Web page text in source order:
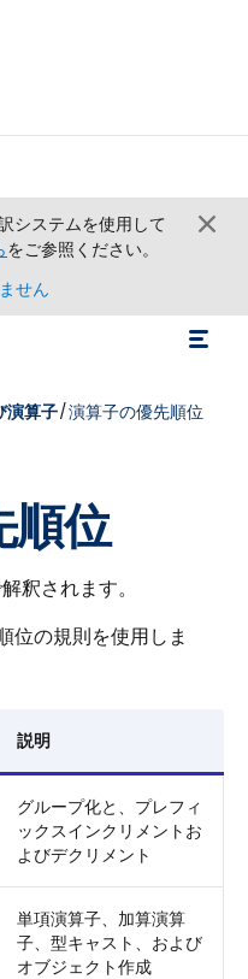
システムを使用して
をご参照ください。
せん
演算子/演算子の優先順位
順位
釈されます。
位の規則を使用しま
説明
グループ化と、プレフィ
ックスインクリメントお
よびデクリメント
単項演算子、加算演算
子、型キャスト、および
オブジェクト作成